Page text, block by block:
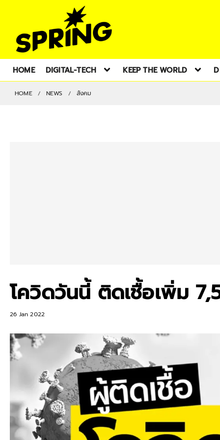
HOME DIGITAL-TECH KEEP THE WORLD
HOME NEWS สังคม
โควิดวันนี้ ติดเชื้อเพิ่ม
26 Jan 2022